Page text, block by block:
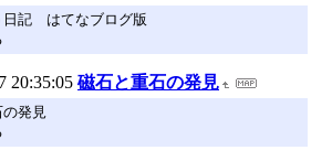
日記 はてなブログ版
20:35:05 磁石と重石の発見
発見